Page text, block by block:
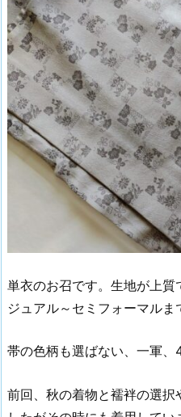
単衣のお召です。生地が上
ジュアル～セミフォーマルま
帯の色柄も選ばない、一軍、
前回、秋の着物と襦袢の選択